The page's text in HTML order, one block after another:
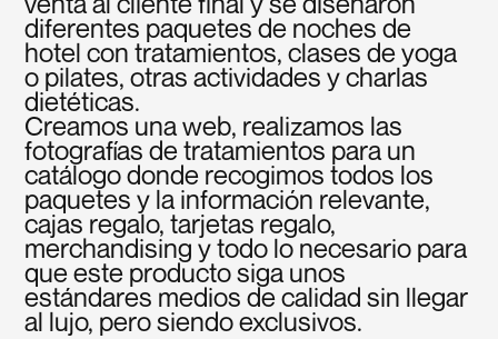
diferentes paquetes de noches de
hotel con tratamientos, clases de yoga
o pilates, otras actividades y charlas
dietéticas.
Creamos una web, realizamos las
fotografías de tratamientos para un
catálogo donde recogimos todos los
paquetes y la información relevante,
cajas regalo, tarjetas regalo,
merchandising y todo lo necesario para
que este producto siga unos
estándares medios de calidad sin llegar
al lujo, pero siendo exclusivos.